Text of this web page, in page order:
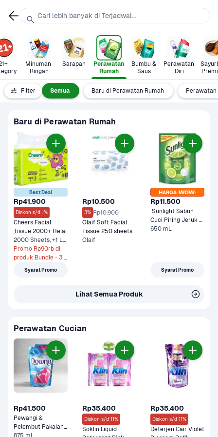
Minuman
Ringan
Sarapan
Perawatan
Rumah
Bumbu &
Saus
Perawatan
Diri
Filter Semua Baru di Perawatan Rumah Perawatan
Baru di Perawatan Rumah
Best Deal
Rp41.900
Diskon s/d 1%
Cheers Facial
2000 Sheets, +1 Lainnya
Promo Rp90rb di
produk Bundle - 3 x
2000 Sheets
Syarat Promo
Rp10.500
3% Rp10.900
Olaif Soft Facial
Tissue 250 sheets
Olaif
Rp11.500
Sunlight Sabun
Cuci Piring Jeruk
Nipis
650 mL
Syarat Promo
Lihat Semua Produk
Perawatan Cucian
Rp41.500
Pewangi &
Pelembut Pakaian
Rp35.400
Diskon s/d 11%
Soklin Liquid
Rp35.400
Diskon s/d 11%
Deterjen Cair Violet
Cari lebih banyak di Terjadwal...